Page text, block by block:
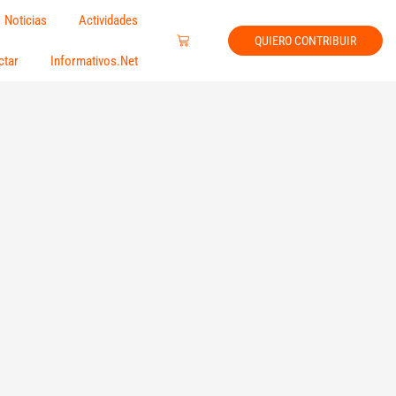
Noticias Actividades
Informativos.Net
Carrito QUIERO CONTRIBUIR